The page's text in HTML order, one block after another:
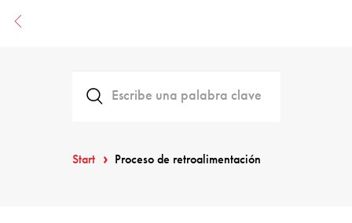
Start Proceso de retroalimentación